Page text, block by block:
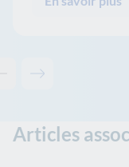
Contenu précédent - Ceci
Contenu suivant -
Articles